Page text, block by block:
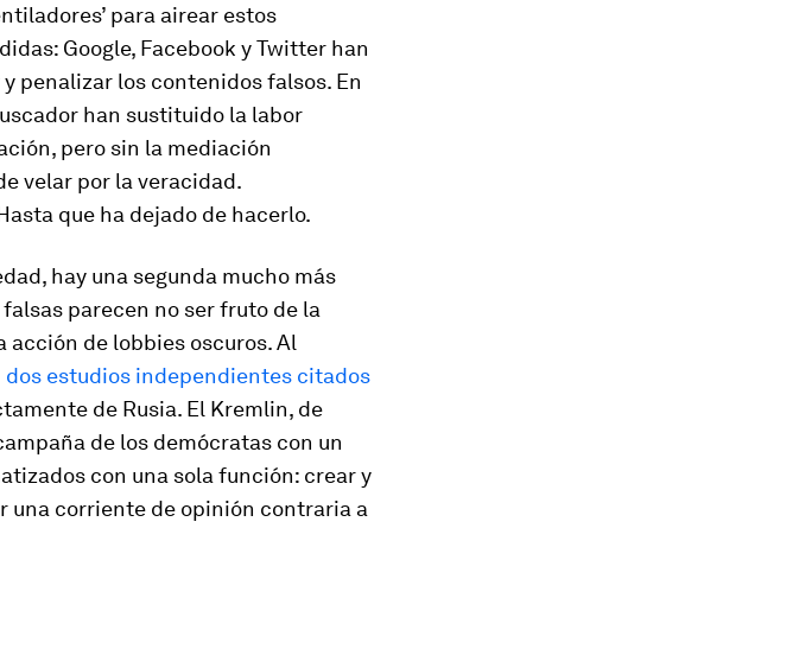
para airear estos
Google, Facebook y Twitter han
penalizar los contenidos falsos. En
han sustituido la labor
pero sin la mediación
velar por la veracidad.
que ha dejado de hacerlo.
hay una segunda mucho más
parecen no ser fruto de la
acción de lobbies oscuros. Al
dos estudios independientes citados
de Rusia. El Kremlin, de
de los demócratas con un
con una sola función: crear y
corriente de opinión contraria a